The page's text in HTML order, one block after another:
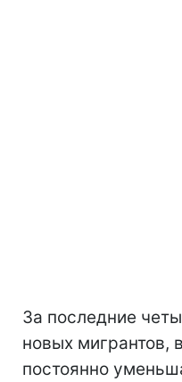
За последние
новых
постоянно